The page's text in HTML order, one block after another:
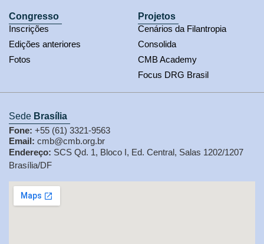
Congresso
Inscrições
Edições anteriores
Fotos
Projetos
Cenários da Filantropia
Consolida
CMB Academy
Focus DRG Brasil
Sede Brasília
Fone: +55 (61) 3321-9563
Email: cmb@cmb.org.br
Endereço: SCS Qd. 1, Bloco I, Ed. Central, Salas 1202/1207
Brasília/DF